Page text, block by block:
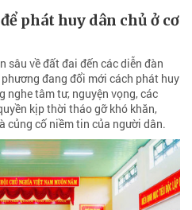
phát huy dân chủ ở cơ
sâu về đất đai đến các diễn đàn
đang đổi mới cách phát huy
nghe tâm tư, nguyện vọng, các
kịp thời tháo gỡ khó khăn,
củng cố niềm tin của người dân.